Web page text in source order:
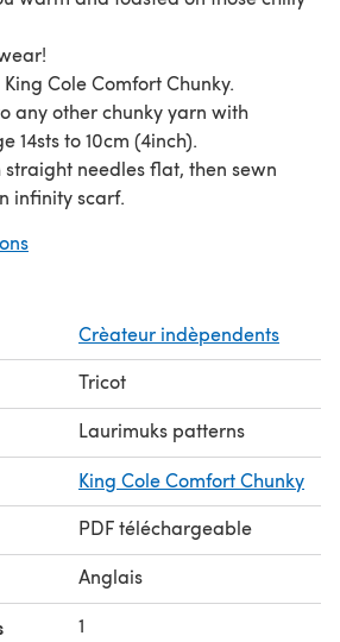
Cole Comfort Chunky.
any other chunky yarn with
14sts to 10cm (4inch).
needles flat, then sewn
infinity scarf.
presents for dear friends!
Crèateur indèpendents
Tricot
Laurimuks patterns
King Cole Comfort Chunky
PDF téléchargeable
Anglais
1